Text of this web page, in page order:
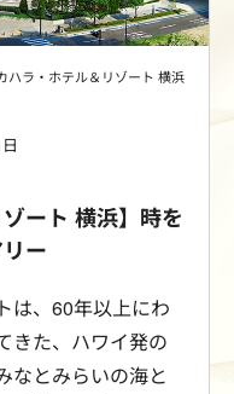
ハラ・ホテル＆リゾート 横浜
ート 横浜】時を
ー
は、60年以上にわ
きた、ハワイ発の
なとみらいの海と